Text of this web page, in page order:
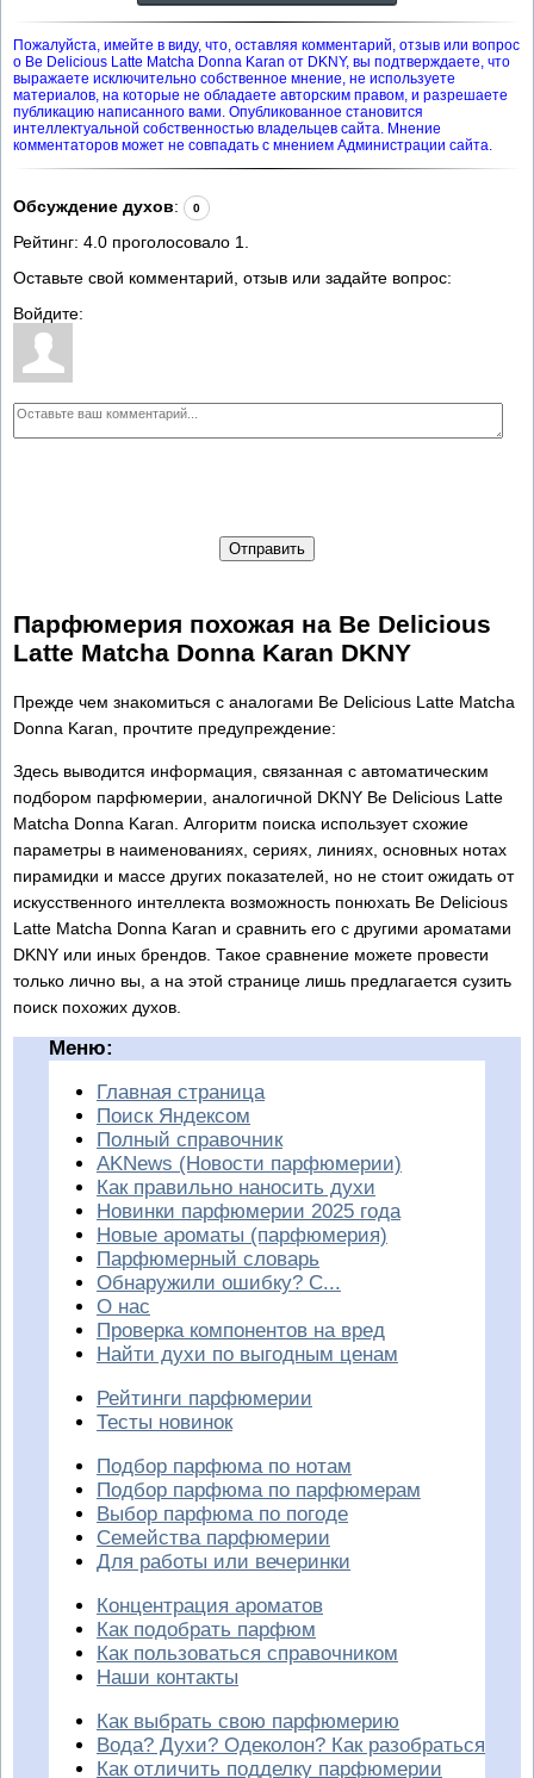
Пожалуйста, имейте в виду, что, оставляя комментарий, отзыв или вопрос
о Be Delicious Latte Matcha Donna Karan от DKNY, вы подтверждаете, что
выражаете исключительно собственное мнение, не используете
материалов, на которые не обладаете авторским правом, и разрешаете
публикацию написанного вами. Опубликованное становится
интеллектуальной собственностью владельцев сайта. Мнение
комментаторов может не совпадать с мнением Администрации сайта.
Обсуждение духов: 0
Рейтинг: 4.0 проголосовало 1
Оставьте свой комментарий, отзыв или задайте вопрос:
Войдите:
Отправить
Парфюмерия похожая на Be Delicious
Latte Matcha Donna Karan DKNY
Прежде чем знакомиться с аналогами Be Delicious Latte Matcha
Donna Karan, прочтите предупреждение:
Здесь выводится информация, связанная с автоматическим
подбором парфюмерии, аналогичной DKNY Be Delicious Latte
Matcha Donna Karan. Алгоритм поиска использует схожие
параметры в наименованиях, сериях, линиях, основных нотах
пирамидки и массе других показателей, но не стоит ожидать от
искусственного интеллекта возможность понюхать Be Delicious
Latte Matcha Donna Karan и сравнить его с другими ароматами
DKNY или иных брендов. Такое сравнение можете провести
только лично вы, а на этой странице лишь предлагается сузить
поиск похожих духов.
Меню:
Главная страница
Поиск Яндексом
Полный справочник
AKNews (Новости парфюмерии)
Как правильно наносить духи
Новинки парфюмерии 2025 года
Новые ароматы (парфюмерия)
Парфюмерный словарь
Обнаружили ошибку? С...
О нас
Проверка компонентов на вред
Найти духи по выгодным ценам
Рейтинги парфюмерии
Тесты новинок
Подбор парфюма по нотам
Подбор парфюма по парфюмерам
Выбор парфюма по погоде
Семейства парфюмерии
Для работы или вечеринки
Концентрация ароматов
Как подобрать парфюм
Как пользоваться справочником
Наши контакты
Как выбрать свою парфюмерию
Вода? Духи? Одеколон? Как разобраться
Как отличить подделку парфюмерии